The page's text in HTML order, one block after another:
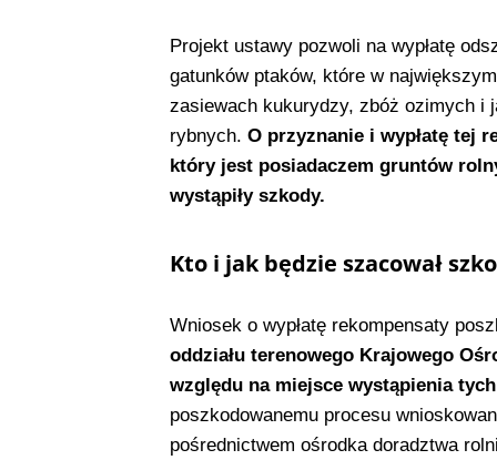
Projekt ustawy pozwoli na wypłatę
gatunków ptaków, które w
zasiewach kukurydzy, zbóż ozimych i
rybnych. O przyznanie i wypłatę tej
który jest posiadaczem gruntów
wystąpiły szkody.
Kto i jak będzie szacował
Wniosek o wypłatę rekompensaty
oddziału terenowego Krajowego
względu na miejsce wystąpienia
poszkodowanemu procesu
pośrednictwem ośrodka doradztwa